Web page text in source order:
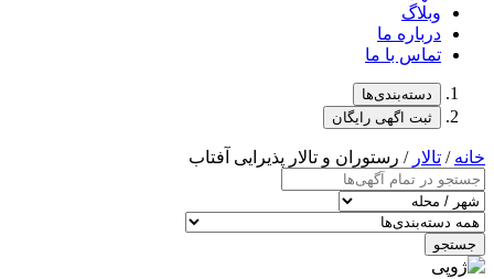
وبلاگ
درباره ما
تماس با ما
دسته‌بندی‌ها
ثبت اگهی رایگان
خانه/ تالار / رستوران و تالار پذیرایی آفتاب
جستجو